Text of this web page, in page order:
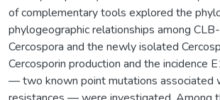
of complementary tools explored the
phylogeographic relationships among
Cercospora and the newly isolated
Cercosporin production and the incidence
— two known point mutations associated